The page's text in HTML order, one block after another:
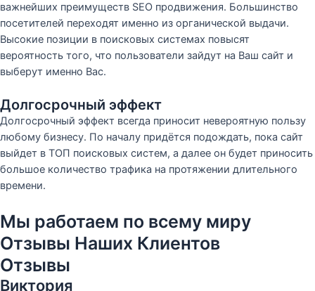
важнейших преимуществ SEO продвижения. Большинство
посетителей переходят именно из органической выдачи.
Высокие позиции в поисковых системах повысят
вероятность того, что пользователи зайдут на Ваш сайт и
выберут именно Вас.
Долгосрочный эффект
Долгосрочный эффект всегда приносит невероятную пользу
любому бизнесу. По началу придётся подождать, пока сайт
выйдет в ТОП поисковых систем, а далее он будет приносить
большое количество трафика на протяжении длительного
времени.
Мы работаем по всему миру
Отзывы Наших Клиентов
Отзывы
Виктория